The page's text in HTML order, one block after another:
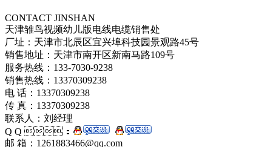
CONTACT JINSHAN
天津雏鸟视频幼儿版电线电缆销售处
厂址：天津市北辰区宜兴埠科技园景观路45号
销售地址：天津市南开区新南马路109号
服务热线：133-7030-9238
销售热线：13370309238
电 话：13370309238
传 真：13370309238
联系人：刘经理
Q Q ：
邮 箱：1261883466@qq.com